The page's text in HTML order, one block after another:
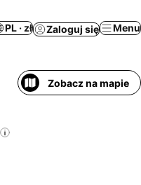
PL · zł Zaloguj się Menu
Zobacz na mapie